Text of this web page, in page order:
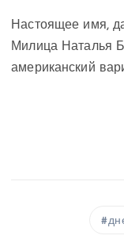
Настоящее имя,
Милица Наталья
американский